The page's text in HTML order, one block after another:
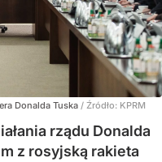
Donalda Tuska / Źródło: KPRM
rządu Donalda
z rosyjską rakieta